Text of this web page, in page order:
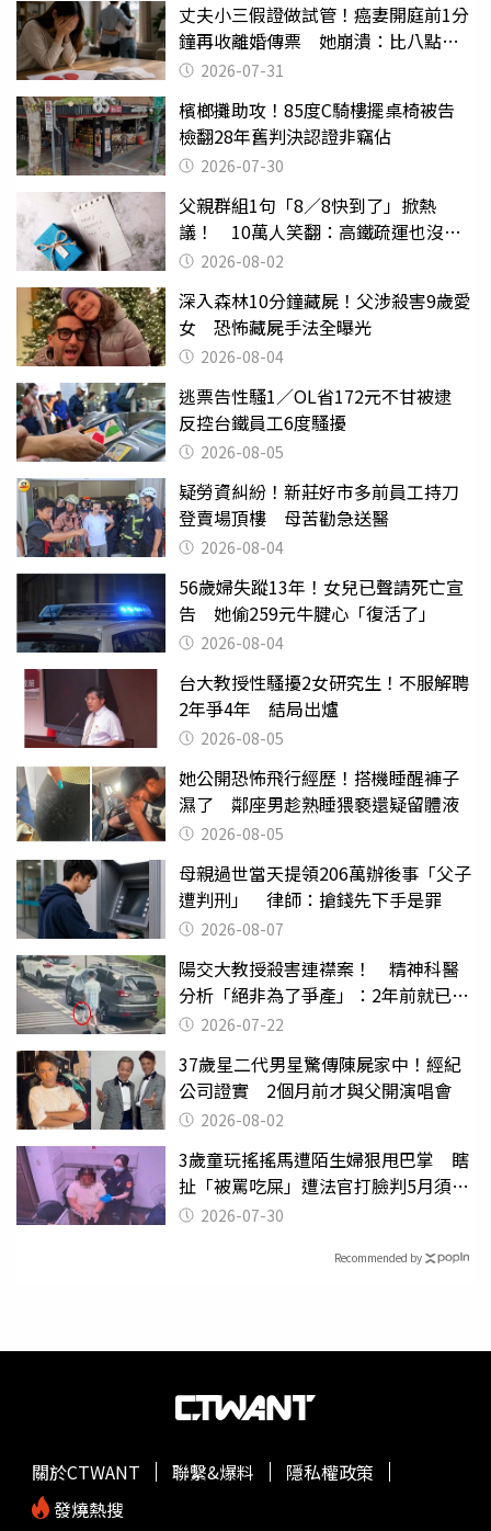
丈夫小三假證做試管！癌妻開庭前1分
鐘再收離婚傳票 她崩潰：比八點檔
還扯2026-07-31
檳榔攤助攻！85度C騎樓擺桌椅被告
檢翻28年舊判決認證非竊佔
2026-07-30
父親群組1句「8／8快到了」掀熱
議！ 10萬人笑翻：高鐵疏運也沒列
父親節
2026-08-02
深入森林10分鐘藏屍！父涉殺害9歲愛
女 恐怖藏屍手法全曝光
2026-08-04
逃票告性騷1／OL省172元不甘被逮
反控台鐵員工6度騷擾
2026-08-05
疑勞資糾紛！新莊好市多前員工持刀
登賣場頂樓 母苦勸急送醫
2026-08-04
56歲婦失蹤13年！女兒已聲請死亡宣
告 她偷259元牛腱心「復活了」
2026-08-04
台大教授性騷擾2女研究生！不服解聘
2年爭4年 結局出爐
2026-08-05
她公開恐怖飛行經歷！搭機睡醒褲子
濕了 鄰座男趁熟睡猥褻還疑留體液
2026-08-05
母親過世當天提領206萬辦後事「父子
遭判刑」 律師：搶錢先下手是罪
2026-08-07
陽交大教授殺害連襟案！ 精神科醫
分析「絕非為了爭產」：2年前就已言
行詭異
2026-07-22
37歲星二代男星驚傳陳屍家中！經紀
公司證實 2個月前才與父開演唱會
2026-08-02
3歲童玩搖搖馬遭陌生婦狠甩巴掌 瞎
扯「被罵吃屎」遭法官打臉判5月須入
監 2026-07-30
Recommended by
關於CTWANT 聯繫&爆料
隱私權政策
發燒熱搜